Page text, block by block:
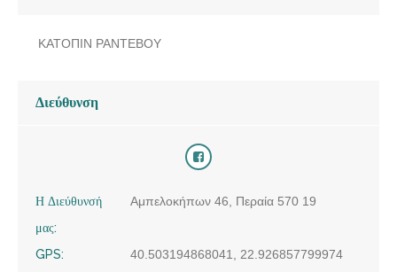
ΚΑΤΟΠΙΝ ΡΑΝΤΕΒΟΥ
Διεύθυνση
Η Διεύθυνσή
μας:
Αμπελοκήπων 46, Περαία 570 19
GPS:
40.503194868041, 22.926857799974